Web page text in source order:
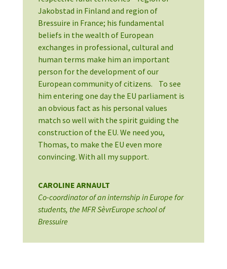
Jakobstad in Finland and region of
Bressuire in France; his fundamental
beliefs in the wealth of European
exchanges in professional, cultural and
human terms make him an important
person for the development of our
European community of citizens. To see
him entering one day the EU parliament is
an obvious fact as his personal values
match so well with the spirit guiding the
construction of the EU. We need you,
Thomas, to make the EU even more
convincing. With all my support.
CAROLINE ARNAULT
Co-coordinator of an internship in Europe for
students, the MFR SèvrEurope school of
Bressuire